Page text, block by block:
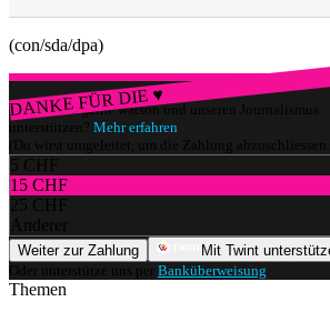
(con/sda/dpa)
DANKE FÜR DIE ♥
Würdest du gerne watson und unseren Journalismus
unterstützen? Mehr erfahren
(Du wirst umgeleitet, um die Zahlung abzuschliessen.)
5 CHF
15 CHF
25 CHF
Anderer
Weiter zur Zahlung
Mit Twint
Oder unterstütze uns per Banküberweisung
Themen